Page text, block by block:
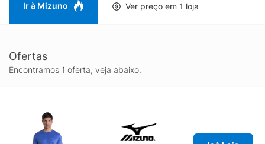
Ir à Mizuno Ver preço em 1 loja
Ofertas
Encontramos 1 oferta, veja abaixo.